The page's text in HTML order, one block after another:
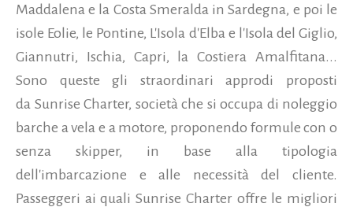
Maddalena e la Costa Smeralda in Sardegna, e poi le
isole Eolie, le Pontine, L'Isola d'Elba e l'Isola del Giglio,
Giannutri, Ischia, Capri, la Costiera Amalfitana...
Sono queste gli straordinari approdi proposti
da Sunrise Charter, società che si occupa di noleggio
barche a vela e a motore, proponendo formule con o
senza skipper, in base alla tipologia
dell'imbarcazione e alle necessità del cliente.
Passeggeri ai quali Sunrise Charter offre le migliori